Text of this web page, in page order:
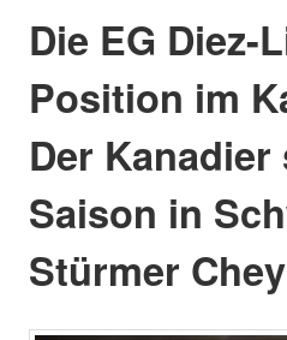
Die EG
Position im
Der
Saison in
Stürmer